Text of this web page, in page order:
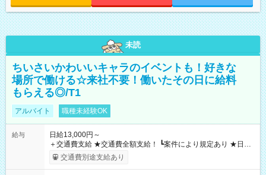
未読
ちいさいかわいいキャラのイベントも！好きな
場所で働ける☆来社不要！働いたその日に給料
もらえる◎/T1
アルバイト 職種未経験OK
給与
日給13,000円～
＋交通費支給 ★交通費全額支給！ ┗案件により規定あり ★日払
いOK！（規定あり） ┗働いたその日に現金GET♪ お仕事後はコ
ンビニATMから 日払い分を引き落とせます！ 【試用期間】試
交通費別途支給あり